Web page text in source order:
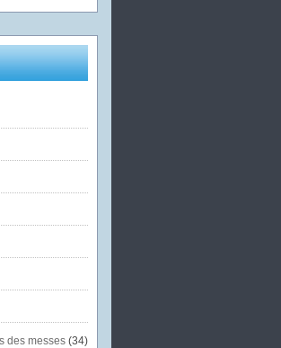
des messes(34)